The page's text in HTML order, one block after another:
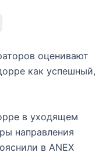
оценивают
как успешный,
в уходящем
направления
в ANEX